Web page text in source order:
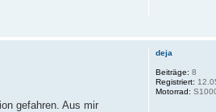
gefahren. Aus mir
deja
Beiträge: 8
Registriert:
Motorrad: